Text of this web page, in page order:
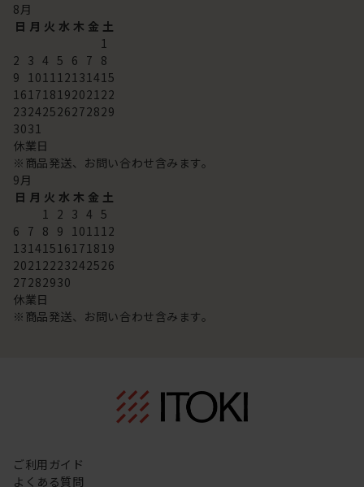
8月
日 月 火 水 木 金 土
1
2 3 4 5 6 7 8
9 101112131415
16171819202122
23242526272829
3031
休業日
※商品発送、お問い合わせ含みます。
9月
日 月 火 水 木 金 土
1 2 3 4 5
6 7 8 9 101112
13141516171819
20212223242526
27282930
休業日
※商品発送、お問い合わせ含みます。
ご利用ガイド
よくある質問